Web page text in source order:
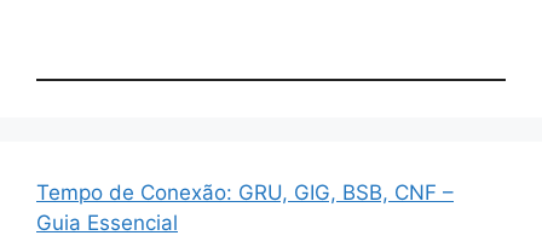
Tempo de Conexão: GRU, GIG, BSB, CNF –
Guia Essencial